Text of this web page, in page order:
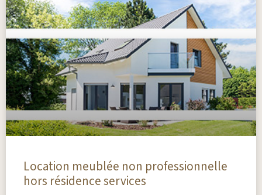
Location meublée non professionnelle
hors résidence services